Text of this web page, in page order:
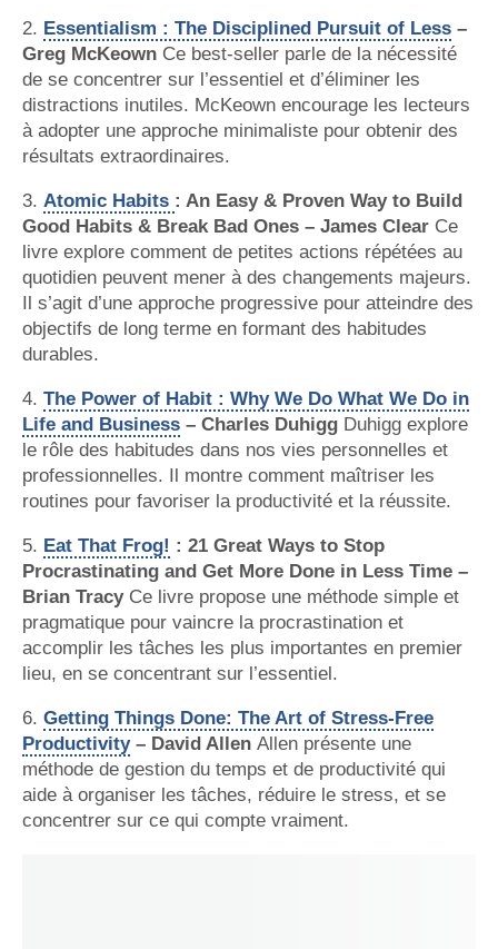
2. Essentialism : The Disciplined Pursuit of Less –
Greg McKeown Ce best-seller parle de la nécessité
de se concentrer sur l’essentiel et d’éliminer les
distractions inutiles. McKeown encourage les lecteurs
à adopter une approche minimaliste pour obtenir des
résultats extraordinaires.
3. Atomic Habits : An Easy & Proven Way to Build
Good Habits & Break Bad Ones – James Clear Ce
livre explore comment de petites actions répétées au
quotidien peuvent mener à des changements majeurs.
Il s’agit d’une approche progressive pour atteindre des
objectifs de long terme en formant des habitudes
durables.
4. The Power of Habit : Why We Do What We Do in
Life and Business – Charles Duhigg Duhigg explore
le rôle des habitudes dans nos vies personnelles et
professionnelles. Il montre comment maîtriser les
routines pour favoriser la productivité et la réussite.
5. Eat That Frog! : 21 Great Ways to Stop
Procrastinating and Get More Done in Less Time –
Brian TracyCe livre propose une méthode simple et
pragmatique pour vaincre la procrastination et
accomplir les tâches les plus importantes en premier
lieu, en se concentrant sur l’essentiel.
6. Getting Things Done: The Art of Stress-Free
Productivity– David Allen Allen présente une
méthode de gestion du temps et de productivité qui
aide à organiser les tâches, réduire le stress, et se
concentrer sur ce qui compte vraiment.